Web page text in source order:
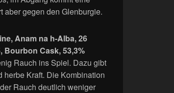
gegen den Glenburgie.
Anam na h-Alba, 26
Bourbon Cask, 53,3%
Rauch ins Spiel. Dazu gibt
herbe Kraft. Die Kombination
Rauch deutlich weniger